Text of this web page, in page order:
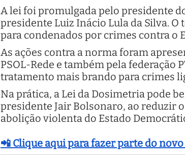
A lei foi promulgada pelo presidente
presidente Luiz Inácio Lula da Silva.
para condenados por crimes contra o
As ações contra a norma foram
PSOL-Rede e também pela federação
tratamento mais brando para crimes
Na prática, a Lei da Dosimetria pode
presidente Jair Bolsonaro, ao reduzir
abolição violenta do Estado
📲 Clique aqui para fazer parte do